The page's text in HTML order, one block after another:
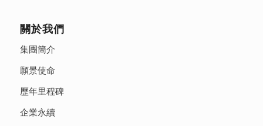
關於我們
集團簡介
願景使命
歷年里程碑
企業永續